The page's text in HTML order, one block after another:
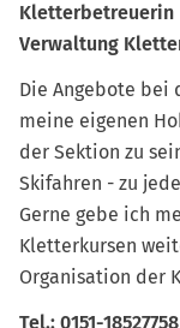
Kletterbetreuerin
Verwaltung
Die Angebote bei
meine eigenen
der Sektion zu
Skifahren - zu
Gerne gebe ich
Kletterkursen
Organisation der
Tel.: 0151-